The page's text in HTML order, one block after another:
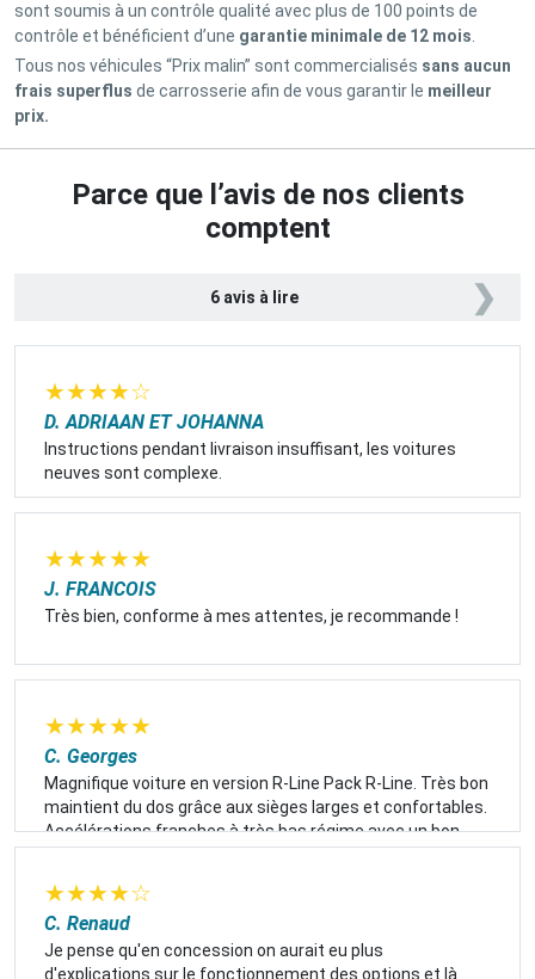
sont soumis à un contrôle qualité avec plus de 100 points de
contrôle et bénéficient d’une garantie minimale de 12 mois
Tous nos véhicules “Prix malin” sont commercialisés sans aucun
frais superflus de carrosserie afin de vous garantir le meilleur
prix.
Parce que l’avis de nos clients
comptent
6 avis à lire ❯
★★★★☆
D. ADRIAAN ET JOHANNA
Instructions pendant livraison insuffisant, les voitures
neuves sont complexe.
★★★★★
J. FRANCOIS
Très bien, conforme à mes attentes, je recommande !
★★★★★
C. Georges
Magnifique voiture en version R-Line Pack R-Line. Très bon
maintient du dos grâce aux sièges larges et confortables.
Accélérations franches à très bas régime avec un bon
argent proche du silver-white..
★★★★☆
C. Renaud
Je pense qu'en concession on aurait eu plus
d'explications sur le fonctionnement des options et là